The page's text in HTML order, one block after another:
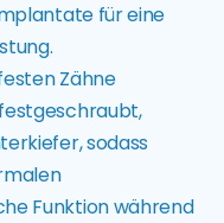
für eine
Zähne
sodass
Funktion während